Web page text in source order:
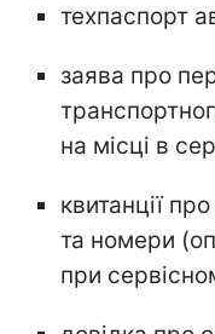
техпаспорт
заява про
на місці в
квитанції
та номери
при